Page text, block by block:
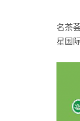
名茶
星国